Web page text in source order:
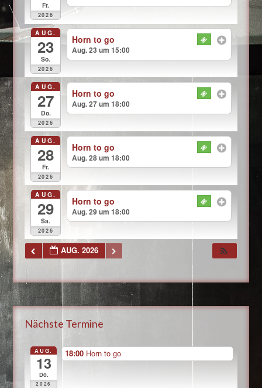
Fr.
2026
AUG.
23
So.
2026
Horn to go
Aug. 23 um 15:00
AUG.
27
Do.
2026
Horn to go
Aug. 27 um 18:00
AUG.
28
Fr.
2026
Horn to go
Aug. 28 um 18:00
AUG.
29
Sa.
2026
Horn to go
Aug. 29 um 18:00
AUG. 2026
Nächste Termine
AUG.
13
Do.
2026
18:00 Horn to go